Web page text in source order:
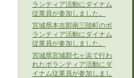
ランティア活動にダイナム
従業員が参加しました。
宮城県本吉郡南三陸町のボ
ランティア活動にダイナム
従業員が参加しました。
宮城県宮城郡七ヶ浜で行わ
れたボランティア活動にダ
イナム従業員が参加しまし